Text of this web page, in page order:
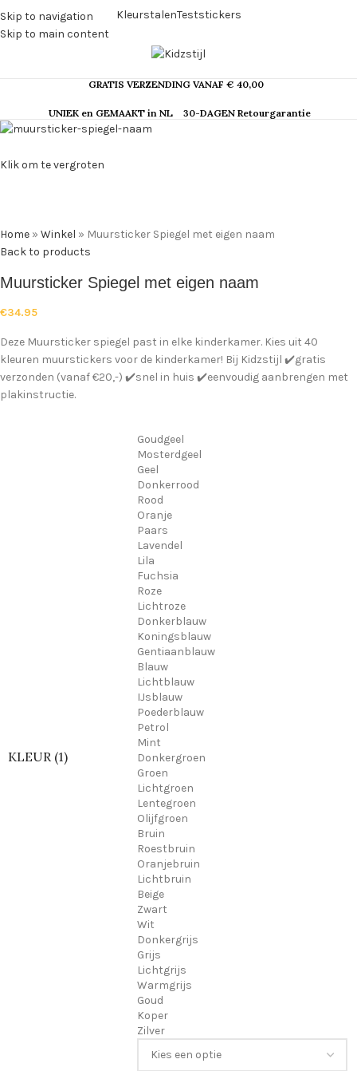
Skip to navigation
Skip to main content
KleurstalenTeststickers
GRATIS VERZENDING VANAF € 40,00
UNIEK en GEMAAKT in NL 30-DAGEN Retourgarantie
Klik om te vergroten
Home » Winkel » Muursticker Spiegel met eigen naam
Back to products
Muursticker Spiegel met eigen naam
€34.95
Deze Muursticker spiegel past in elke kinderkamer. Kies uit 40
kleuren muurstickers voor de kinderkamer! Bij Kidzstijl ✔️gratis
verzonden (vanaf €20,-) ✔️snel in huis ✔️eenvoudig aanbrengen met
plakinstructie.
KLEUR (1)
Goudgeel
Mosterdgeel
Geel
Donkerrood
Rood
Oranje
Paars
Lavendel
Lila
Fuchsia
Roze
Lichtroze
Donkerblauw
Koningsblauw
Gentiaanblauw
Blauw
Lichtblauw
IJsblauw
Poederblauw
Petrol
Mint
Donkergroen
Groen
Lichtgroen
Lentegroen
Olijfgroen
Bruin
Roestbruin
Oranjebruin
Lichtbruin
Beige
Zwart
Wit
Donkergrijs
Grijs
Lichtgrijs
Warmgrijs
Goud
Koper
Zilver